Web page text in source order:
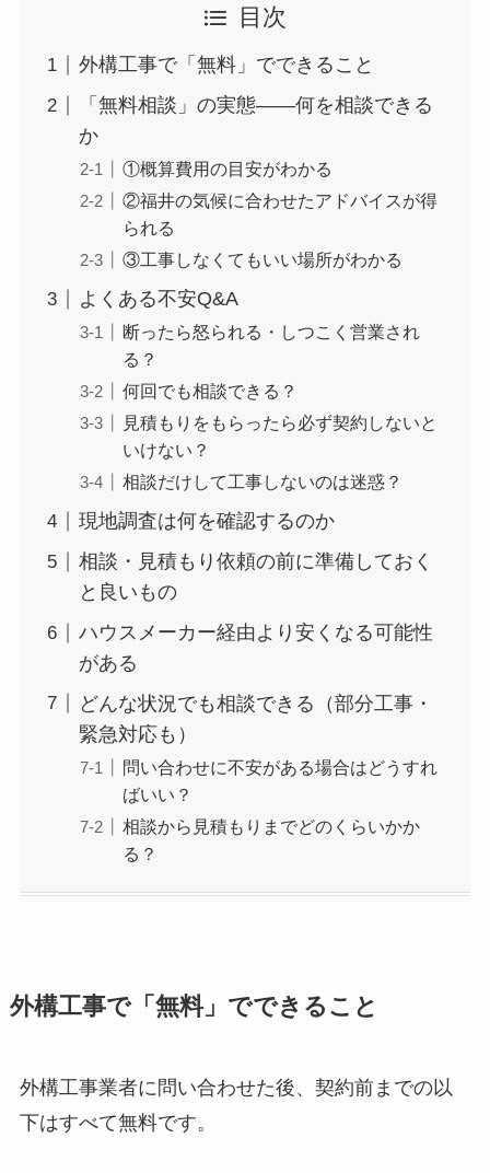
目次
外構工事で「無料」でできること
「無料相談」の実態——何を相談できる
か
①概算費用の目安がわかる
②福井の気候に合わせたアドバイスが得
られる
③工事しなくてもいい場所がわかる
よくある不安Q&A
断ったら怒られる・しつこく営業され
る？
何回でも相談できる？
見積もりをもらったら必ず契約しないと
いけない？
相談だけして工事しないのは迷惑？
現地調査は何を確認するのか
相談・見積もり依頼の前に準備しておく
と良いもの
ハウスメーカー経由より安くなる可能性
がある
どんな状況でも相談できる（部分工事・
緊急対応も）
問い合わせに不安がある場合はどうすれ
ばいい？
相談から見積もりまでどのくらいかか
る？
外構工事で「無料」でできること
外構工事業者に問い合わせた後、契約前までの以
下はすべて無料です。